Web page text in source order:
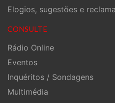
Elogios, sugestões e
CONSULTE
Rádio Online
Eventos
Inquéritos / Sondagens
Multimédia